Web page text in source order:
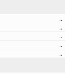
..
..
..
..
..